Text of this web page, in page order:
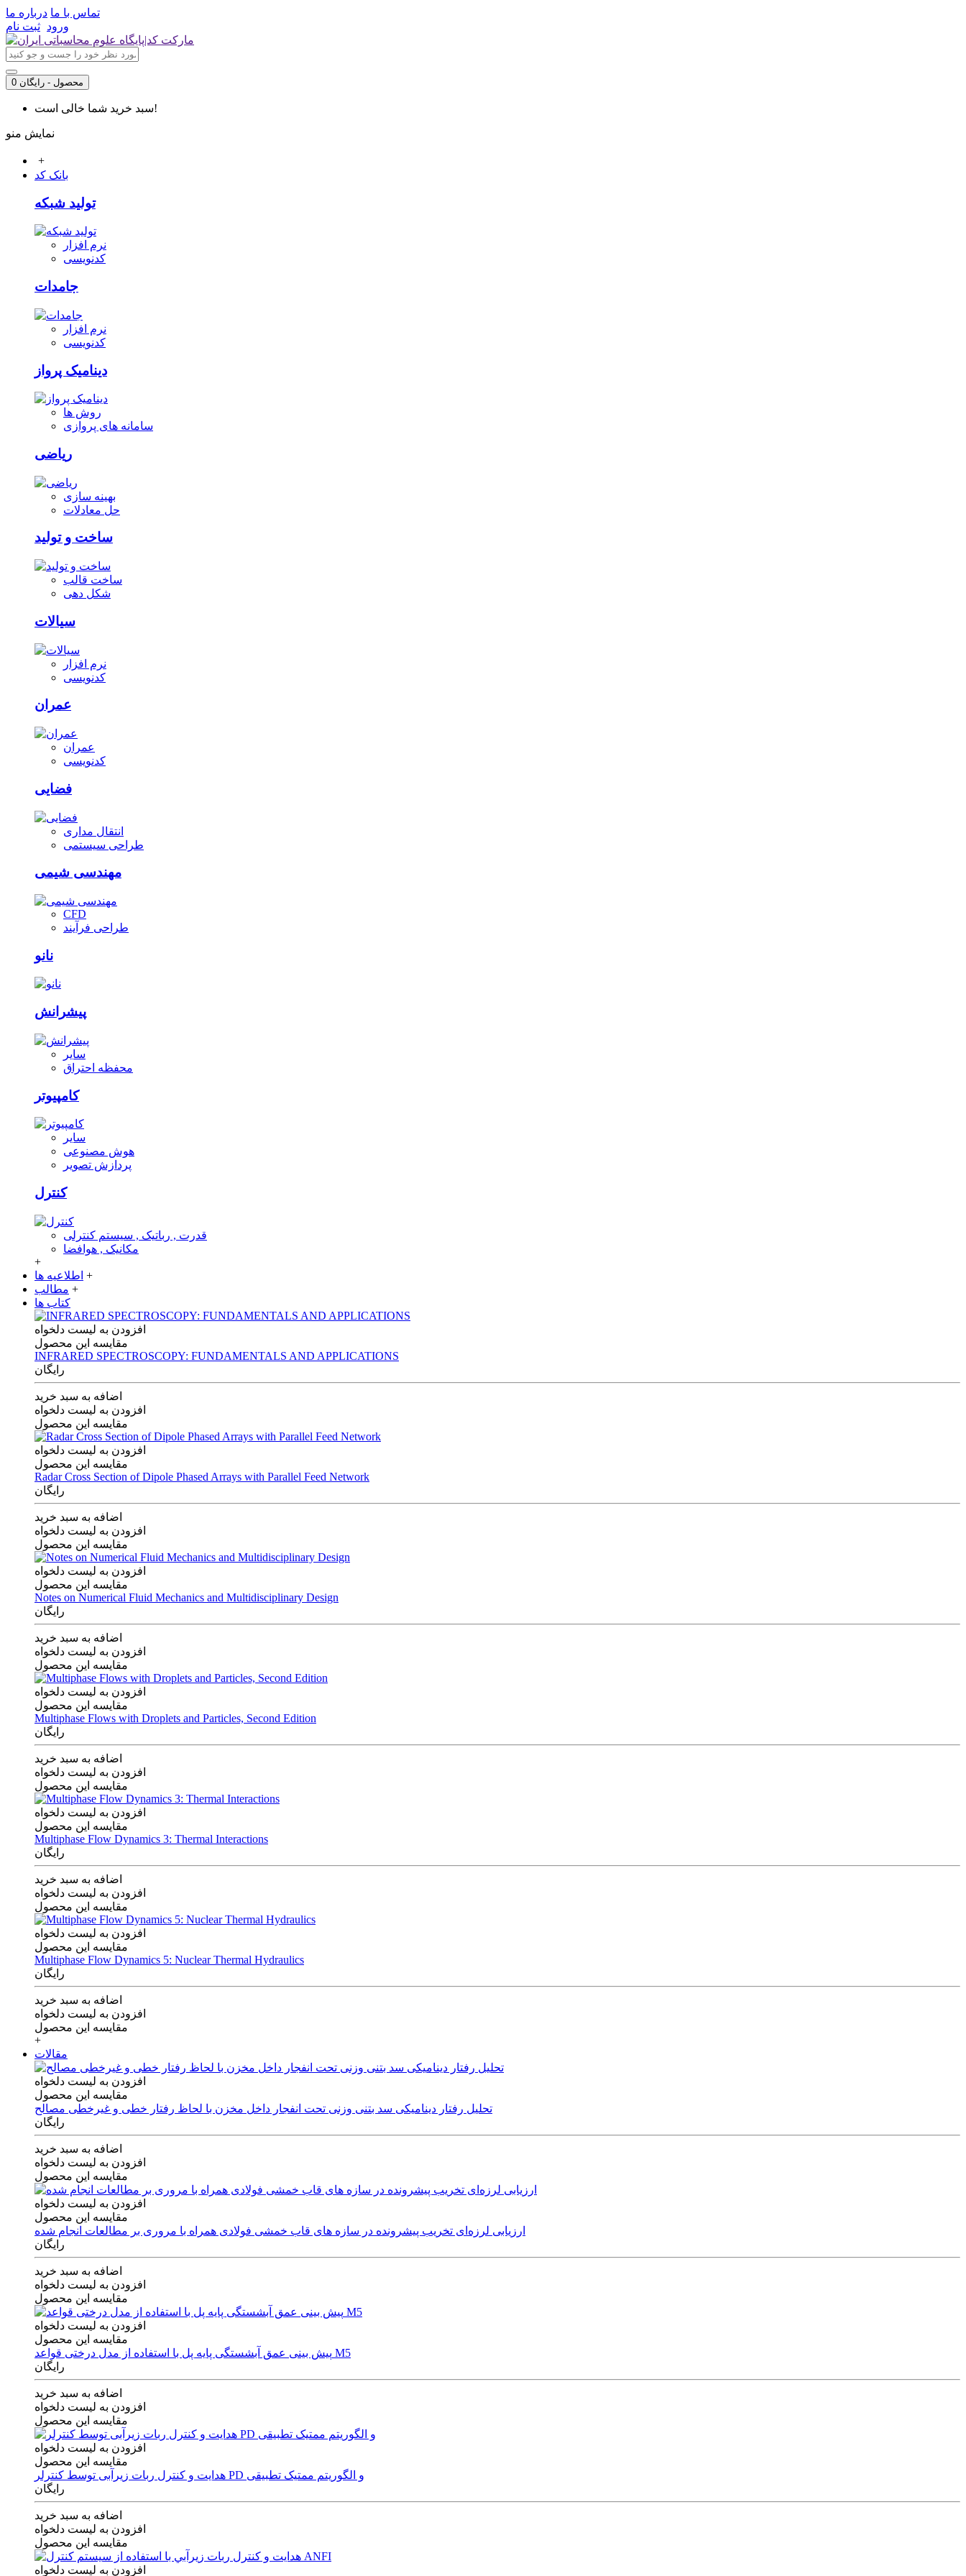
تماس با ما درباره ما
ورود ثبت نام
0 محصول - رایگان
سبد خرید شما خالی است!
نمایش منو
+
بانک کد
تولید شبکه
نرم افزار
کدنویسی
جامدات
نرم افزار
کدنویسی
دینامیک پرواز
روش ها
سامانه های پروازی
ریاضی
بهینه سازی
حل معادلات
ساخت و تولید
ساخت قالب
شکل دهی
سیالات
نرم افزار
کدنویسی
عمران
عمران
کدنویسی
فضایی
انتقال مداری
طراحی سیستمی
مهندسی شیمی
CFD
طراحی فرآیند
نانو
پیشرانش
سایر
محفظه احتراق
کامپیوتر
سایر
هوش مصنوعی
پردازش تصویر
کنترل
قدرت , رباتیک , سیستم کنترلی
مکانیک , هوافضا
+
اطلاعیه ها +
مطالب +
کتاب ها
افزودن به لیست دلخواه
مقایسه این محصول
INFRARED SPECTROSCOPY: FUNDAMENTALS AND APPLICATIONS
رایگان
اضافه به سبد خرید
افزودن به لیست دلخواه
مقایسه این محصول
افزودن به لیست دلخواه
مقایسه این محصول
Radar Cross Section of Dipole Phased Arrays with Parallel Feed Network
رایگان
اضافه به سبد خرید
افزودن به لیست دلخواه
مقایسه این محصول
افزودن به لیست دلخواه
مقایسه این محصول
Notes on Numerical Fluid Mechanics and Multidisciplinary Design
رایگان
اضافه به سبد خرید
افزودن به لیست دلخواه
مقایسه این محصول
افزودن به لیست دلخواه
مقایسه این محصول
Multiphase Flows with Droplets and Particles, Second Edition
رایگان
اضافه به سبد خرید
افزودن به لیست دلخواه
مقایسه این محصول
افزودن به لیست دلخواه
مقایسه این محصول
Multiphase Flow Dynamics 3: Thermal Interactions
رایگان
اضافه به سبد خرید
افزودن به لیست دلخواه
مقایسه این محصول
افزودن به لیست دلخواه
مقایسه این محصول
Multiphase Flow Dynamics 5: Nuclear Thermal Hydraulics
رایگان
اضافه به سبد خرید
افزودن به لیست دلخواه
مقایسه این محصول
+
مقالات
افزودن به لیست دلخواه
مقایسه این محصول
تحلیل رفتار دینامیکی سد بتنی وزنی تحت انفجار داخل مخزن با لحاظ رفتار خطی و غیرخطی مصالح
رایگان
اضافه به سبد خرید
افزودن به لیست دلخواه
مقایسه این محصول
افزودن به لیست دلخواه
مقایسه این محصول
ارزیابی لرزه‌ای تخریب پیشرونده در سازه های قاب خمشی فولادی همراه با مروری بر مطالعات انجام شده
رایگان
اضافه به سبد خرید
افزودن به لیست دلخواه
مقایسه این محصول
افزودن به لیست دلخواه
مقایسه این محصول
پیش بینی عمق آبشستگی پایه پل با استفاده از مدل درختی قواعد M5
رایگان
اضافه به سبد خرید
افزودن به لیست دلخواه
مقایسه این محصول
افزودن به لیست دلخواه
مقایسه این محصول
هدایت و کنترل ربات زیرآبی توسط کنترلر PD و الگوریتم ممتیک تطبیقی
رایگان
اضافه به سبد خرید
افزودن به لیست دلخواه
مقایسه این محصول
افزودن به لیست دلخواه